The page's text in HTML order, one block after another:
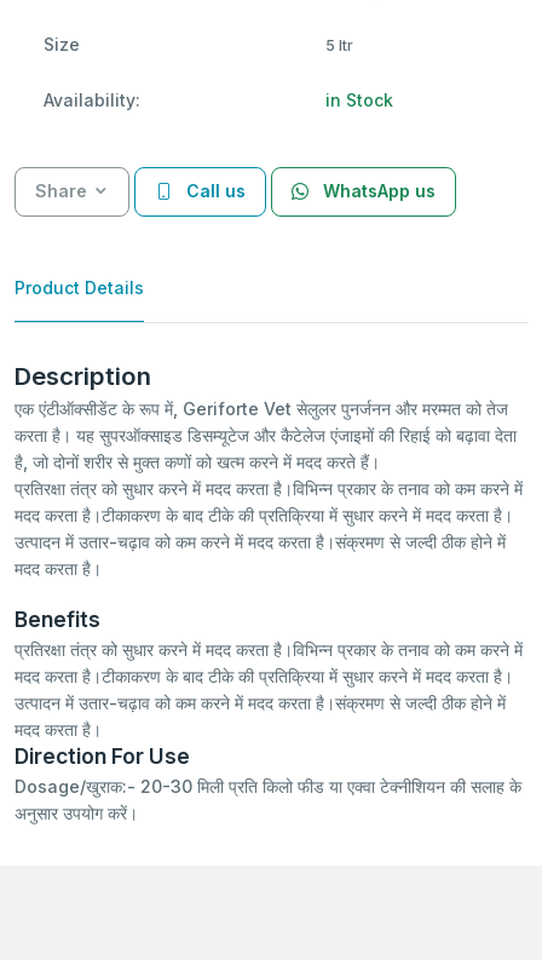
Size 5 ltr
Availability: in Stock
Share Call us WhatsApp us
Product Details
Description
एक एंटीऑक्सीडेंट के रूप में, Geriforte Vet सेलुलर पुनर्जनन और मरम्मत को तेज
करता है। यह सुपरऑक्साइड डिसम्यूटेज और कैटेलेज एंजाइमों की रिहाई को बढ़ावा देता
है, जो दोनों शरीर से मुक्त कणों को खत्म करने में मदद करते हैं।
प्रतिरक्षा तंत्र को सुधार करने में मदद करता है।विभिन्न प्रकार के तनाव को कम करने में
मदद करता है।टीकाकरण के बाद टीके की प्रतिक्रिया में सुधार करने में मदद करता है।
उत्पादन में उतार-चढ़ाव को कम करने में मदद करता है।संक्रमण से जल्दी ठीक होने में
मदद करता है।
Benefits
प्रतिरक्षा तंत्र को सुधार करने में मदद करता है।विभिन्न प्रकार के तनाव को कम करने में
मदद करता है।टीकाकरण के बाद टीके की प्रतिक्रिया में सुधार करने में मदद करता है।
उत्पादन में उतार-चढ़ाव को कम करने में मदद करता है।संक्रमण से जल्दी ठीक होने में
मदद करता है।
Direction For Use
Dosage/खुराक:- 20-30 मिली प्रति किलो फीड या एक्वा टेक्नीशियन की सलाह के
अनुसार उपयोग करें।